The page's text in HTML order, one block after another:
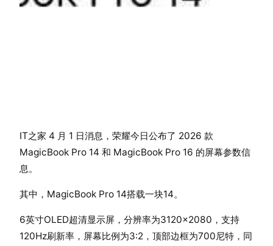
IT之家 4 月 1 日消息，荣耀今日公布了 2026 款
MagicBook Pro 14 和 MagicBook Pro 16 的屏幕参数信
息。
其中，MagicBook Pro 14搭载一块14。
6英寸OLED超清显示屏，分辨率为3120×2080，支持
120Hz刷新率，屏幕比例为3:2，顶部边框为700尼特，同